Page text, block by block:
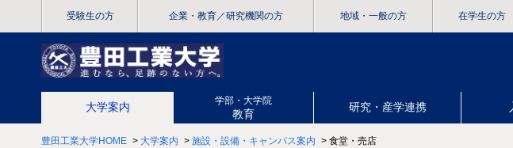
受験生の方 企業・教育／研究機関の方 地域・一般の方 在学生の方
大学案内 学部・大学院
教育
研究・産学連携
豊田工業大学HOME > 大学案内 > 施設・設備・キャンパス案内 > 食堂・売店